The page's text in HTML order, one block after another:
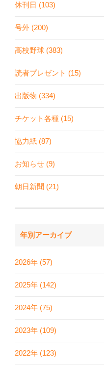
休刊日 (103)
号外 (200)
高校野球 (383)
読者プレゼント (15)
出版物 (334)
チケット各種 (15)
協力紙 (87)
お知らせ (9)
朝日新聞 (21)
年別アーカイブ
2026年 (57)
2025年 (142)
2024年 (75)
2023年 (109)
2022年 (123)